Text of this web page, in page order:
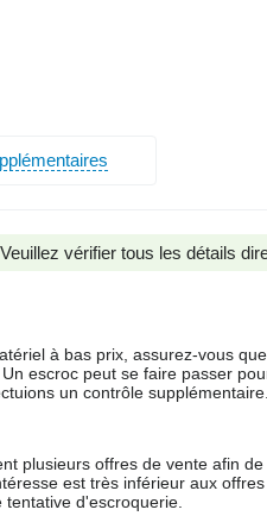
vérifier tous les détails
à bas prix, assurez-vous
escroc peut se faire passer
un contrôle supplémentaire.
plusieurs offres de vente afin
est très inférieur aux
d'escroquerie.